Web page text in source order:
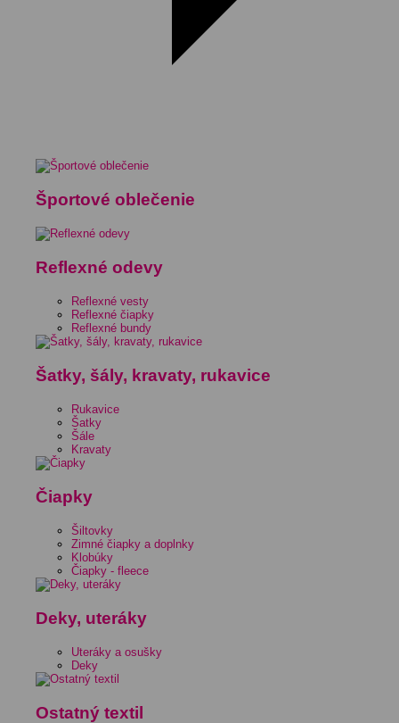
Športové oblečenie
Reflexné odevy
Reflexné vesty
Reflexné čiapky
Reflexné bundy
Šatky, šály, kravaty, rukavice
Rukavice
Šatky
Šále
Kravaty
Čiapky
Šiltovky
Zimné čiapky a doplnky
Klobúky
Čiapky - fleece
Deky, uteráky
Uteráky a osušky
Deky
Ostatný textil